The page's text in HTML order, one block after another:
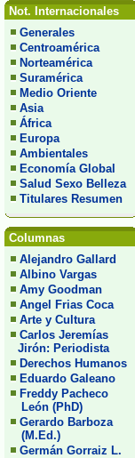
Not. Internacionales
Generales
Centroamérica
Norteamérica
Suramérica
Medio Oriente
Asia
África
Europa
Ambientales
Economía Global
Salud Sexo Belleza
Titulares Resumen
Columnas
Alejandro Gallard
Albino Vargas
Amy Goodman
Angel Frias Coca
Arte y Cultura
Carlos Jeremías
Jirón: Periodista
Derechos Humanos
Eduardo Galeano
Freddy Pacheco
León (PhD)
Gerardo Barboza
(M.Ed.)
Germán Gorraiz L.